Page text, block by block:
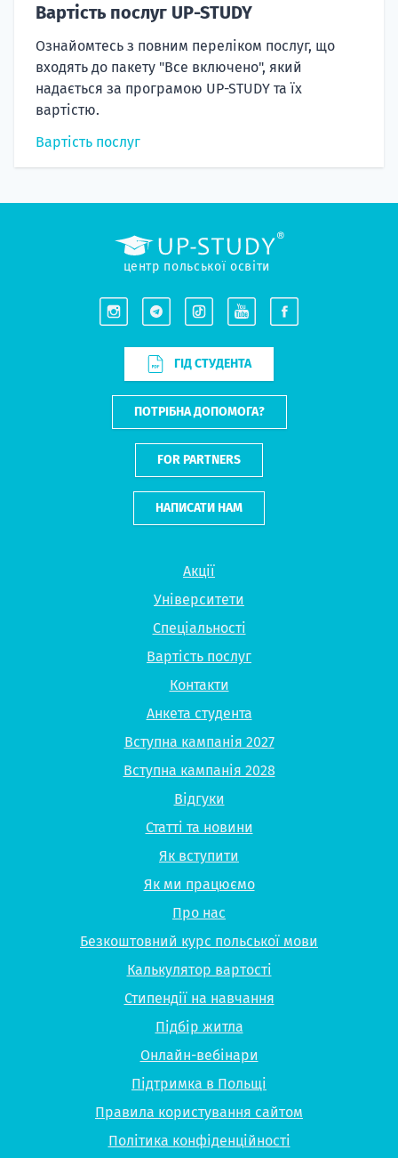
Вартість послуг UP-STUDY
Ознайомтесь з повним переліком послуг, що
входять до пакету "Все включено", який
надається за програмою UP-STUDY та їх
вартістю.
Вартість послуг
Акції
Університети
Спеціальності
Вартість послуг
Контакти
Анкета студента
Вступна кампанія 2027
Вступна кампанія 2028
Відгуки
Статті та новини
Як вступити
Як ми працюємо
Про нас
Безкоштовний курс польської мови
Калькулятор вартості
Стипендії на навчання
Підбір житла
Онлайн-вебінари
Підтримка в Польщі
Правила користування сайтом
Політика конфіденційності
центр польської освіти
ГІД СТУДЕНТА
ПОТРІБНА ДОПОМОГА?
FOR PARTNERS
НАПИСАТИ НАМ